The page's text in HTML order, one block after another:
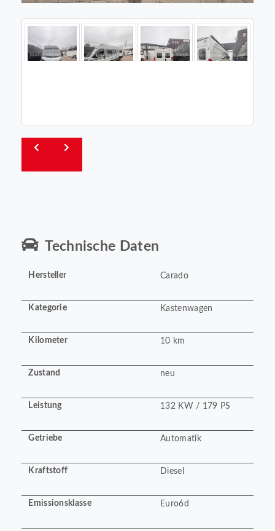
Technische Daten
Hersteller Carado
Kategorie Kastenwagen
Kilometer 10 km
Zustand neu
Leistung 132 KW / 179 PS
Getriebe Automatik
Kraftstoff Diesel
Emissionsklasse Euro6d